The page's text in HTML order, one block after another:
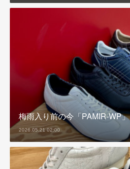
梅雨入り前の今「PAMIR-WP」
2026.05.21 02:00